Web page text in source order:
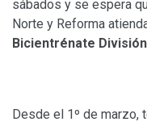
sábados y se espera
Norte y Reforma
Bicientrénate
Desde el 1º de